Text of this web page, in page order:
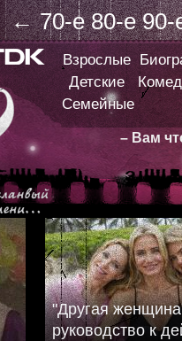
← 70-е 80-е 90-
Взрослые
Детские
Семейные
– Вам
"Другая
руководство к